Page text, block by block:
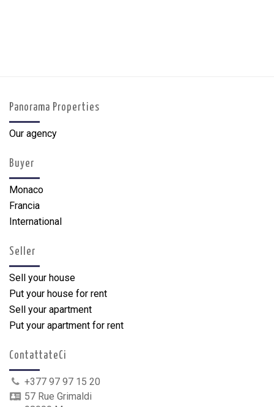
Panorama Properties
Our agency
Buyer
Monaco
Francia
International
Seller
Sell your house
Put your house for rent
Sell your apartment
Put your apartment for rent
ContattateCi
+377 97 97 15 20
57 Rue Grimaldi